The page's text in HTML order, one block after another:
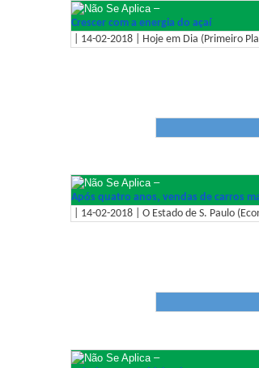
–
Crescer com a energia do açaí
| 14-02-2018 | Hoje em Dia (Primeiro
–
Após quatro anos, vendas de carros
| 14-02-2018 | O Estado de S. Paulo
–